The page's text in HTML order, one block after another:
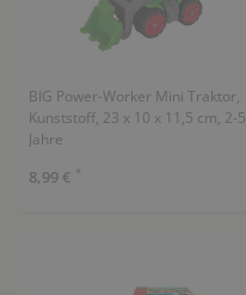
BIG Power-Worker Mini Traktor,
Kunststoff, 23 x 10 x 11,5 cm, 2-5
Jahre
8,99 € *